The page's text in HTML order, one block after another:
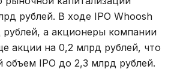
рублей. В ходе IPO Whoosh
рублей, а акционеры компании
акции на 0,2 млрд рублей, что
объем IPO до 2,3 млрд рублей.